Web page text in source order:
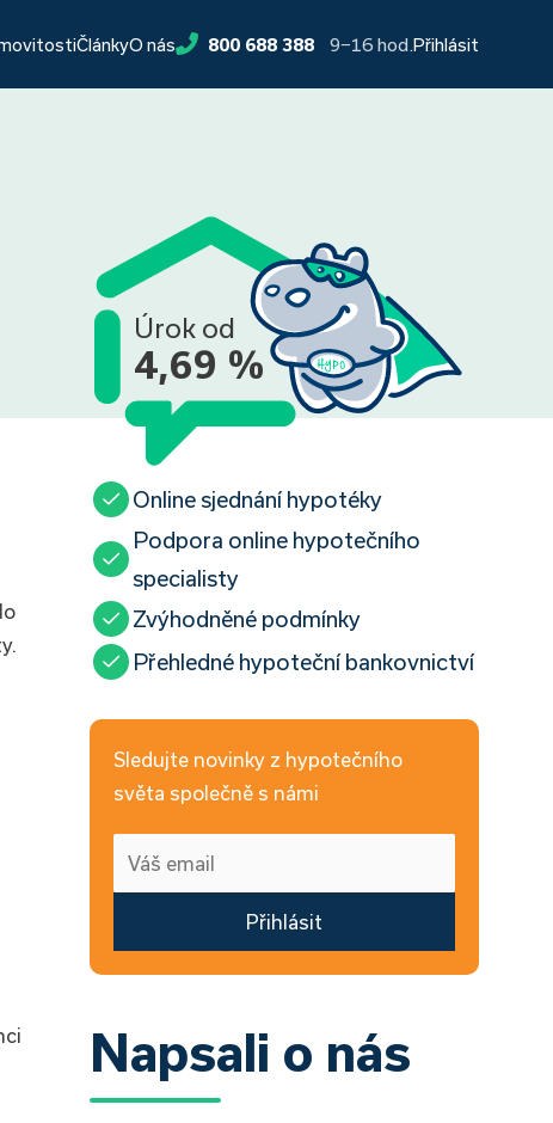
ČlánkyO nás 800 688 388 9−16 hod. Přihlásit
Úrok od
4,69 %
Online sjednání hypotéky
Podpora online hypotečního
specialisty
Zvýhodněné podmínky
Přehledné hypoteční bankovnictví
Sledujte novinky z hypotečního
světa společně s námi
Přihlásit
Napsali o nás